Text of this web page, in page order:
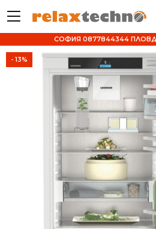
СОФИЯ 0877844344
- 13%